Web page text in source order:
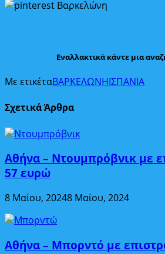
Εναλλακτικά κάντε μια
Με ετικέταΒΑΡΚΕΛΩΝΗΙΣΠΑΝΙΑ
Σχετικά Άρθρα
Αθήνα – Ντουμπρόβνικ με
57 ευρώ
8 Μαΐου, 20248 Μαΐου, 2024
Αθήνα – Μπορντό με